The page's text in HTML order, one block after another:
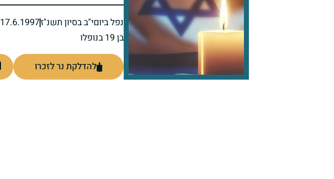
נפל ביוםי"ב בסיון תשנ"ז17.6.1997
בן 19 בנופלו
להדלקת נר לזכרו